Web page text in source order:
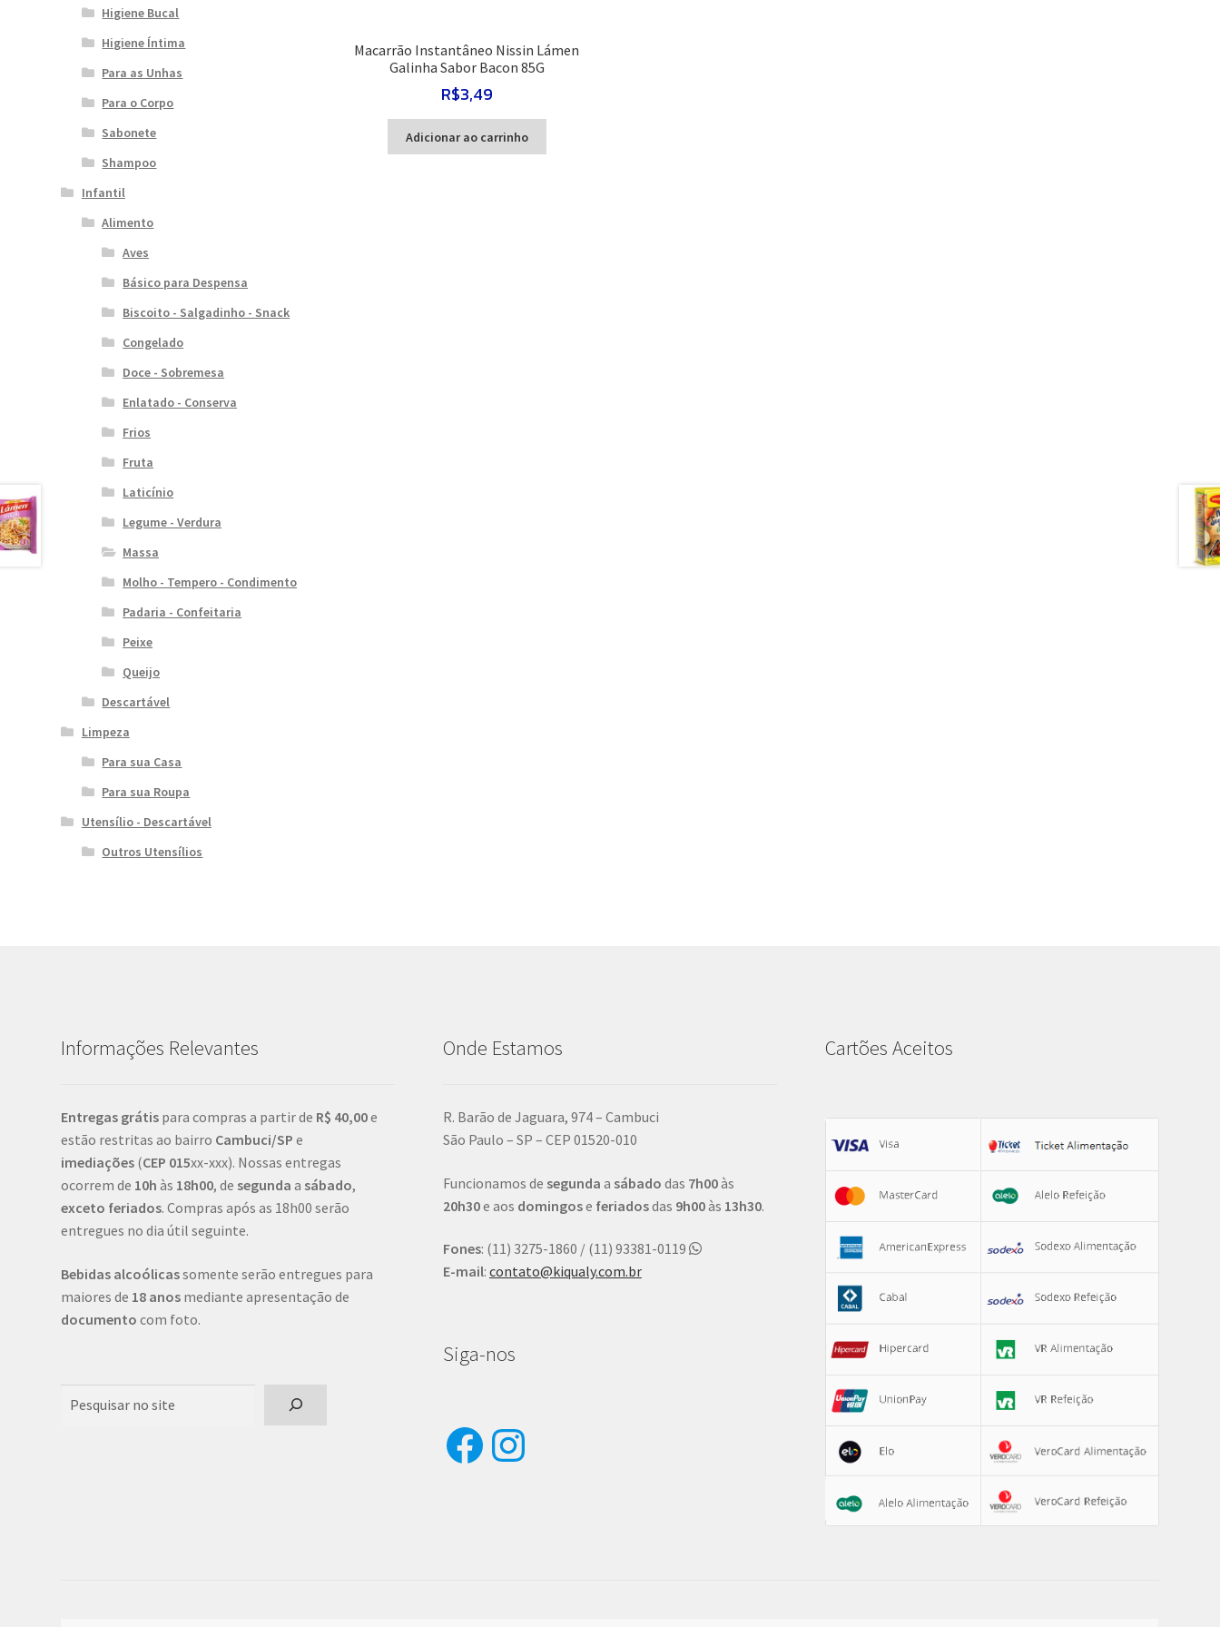
Macarrão Instantâneo Nissin Lámen
Galinha Sabor Bacon 85G
R$3,49
Adicionar ao carrinho
Higiene Bucal
Higiene Íntima
Para as Unhas
Para o Corpo
Sabonete
Shampoo
Infantil
Alimento
Aves
Básico para Despensa
Biscoito - Salgadinho - Snack
Congelado
Doce - Sobremesa
Enlatado - Conserva
Frios
Fruta
Laticínio
Legume - Verdura
Massa
Molho - Tempero - Condimento
Padaria - Confeitaria
Peixe
Queijo
Descartável
Limpeza
Para sua Casa
Para sua Roupa
Utensílio - Descartável
Outros Utensílios
Informações Relevantes
Entregas grátis para compras a partir de R$ 40,00e
estão restritas ao bairro Cambuci/SP e
imediações (CEP 015xx-xxx). Nossas entregas
ocorrem de 10h às 18h00, de segunda a sábado,
exceto feriados. Compras após as 18h00 serão
entregues no dia útil seguinte.
Bebidas alcoólicassomente serão entregues para
maiores de 18 anos mediante apresentação de
documento com foto.
Onde Estamos
R. Barão de Jaguara, 974 – Cambuci
São Paulo – SP – CEP 01520-010
Funcionamos de segunda a sábado das 7h00às
20h30e aos domingose feriadosdas 9h00às 13h30.
Fones: (11) 3275-1860 / (11) 93381-0119
E-mail: contato@kiqualy.com.br
Siga-nos
Facebook
Instagram
Cartões Aceitos